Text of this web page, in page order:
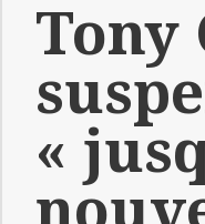
Tony
«